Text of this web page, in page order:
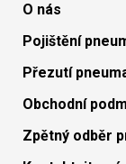
O nás
Pojištění
Přezutí
Obchodní
Zpětný odběr